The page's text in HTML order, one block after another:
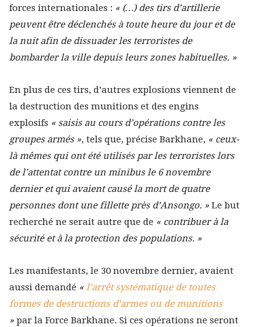
forces internationales : « (…) des tirs d’artillerie
peuvent être déclenchés à toute heure du jour et de
la nuit afin de dissuader les terroristes de
bombarder la ville depuis leurs zones habituelles. »
En plus de ces tirs, d’autres explosions viennent de
la destruction des munitions et des engins
explosifs « saisis au cours d’opérations contre les
groupes armés », tels que, précise Barkhane, « ceux-
là mêmes qui ont été utilisés par les terroristes lors
de l’attentat contre un minibus le 6 novembre
dernier et qui avaient causé la mort de quatre
personnes dont une fillette près d’Ansongo. » Le but
recherché ne serait autre que de « contribuer à la
sécurité et à la protection des populations. »
Les manifestants, le 30 novembre dernier, avaient
aussi demandé «l’arrêt systématique de toutes
formes de destructions d’armes ou de munitions
» par la Force Barkhane. Si ces opérations ne seront